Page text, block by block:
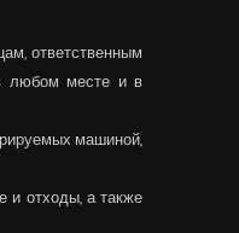
ответственным
в любом месте и в
машиной,
и отходы, а также